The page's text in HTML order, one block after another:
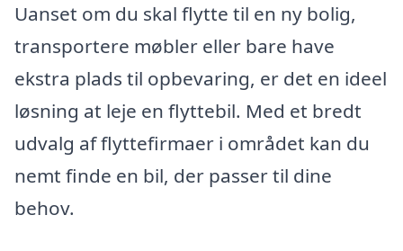
Uanset om du skal flytte til en ny bolig,
transportere møbler eller bare have
ekstra plads til opbevaring, er det en ideel
løsning at leje en flyttebil. Med et bredt
udvalg af flyttefirmaer i området kan du
nemt finde en bil, der passer til dine
behov.